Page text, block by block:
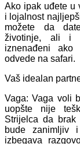
Ako ipak uđete u
i lojalnost
možete da
životinje, ali i
iznenađeni
odvede na safari.
Vaš idealan
Vaga: Vaga voli
uopšte nije
Strijelca da
bude zanimljiv
izbegava